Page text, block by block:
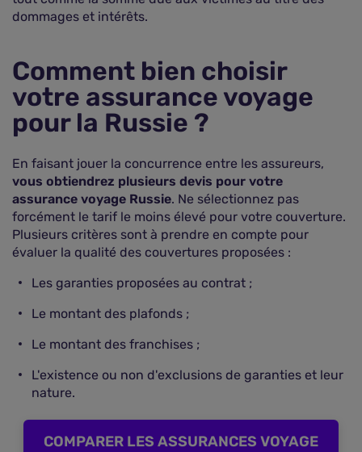
dommages et intérêts.
Comment bien choisir
votre assurance voyage
pour la Russie ?
En faisant jouer la concurrence entre les assureurs,
vous obtiendrez plusieurs devis pour votre
assurance voyage Russie. Ne sélectionnez pas
forcément le tarif le moins élevé pour votre couverture.
Plusieurs critères sont à prendre en compte pour
évaluer la qualité des couvertures proposées :
Les garanties proposées au contrat ;
Le montant des plafonds ;
Le montant des franchises ;
L'existence ou non d'exclusions de garanties et leur
nature.
COMPARER LES ASSURANCES VOYAGE